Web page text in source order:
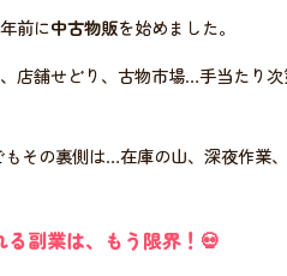
前に中古物販を始めました。
店舗せどり、古物市場…手当たり
その裏側は…在庫の山、深夜作業
副業は、もう限界！💀